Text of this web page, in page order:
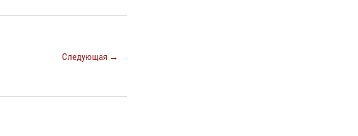
Следующая →